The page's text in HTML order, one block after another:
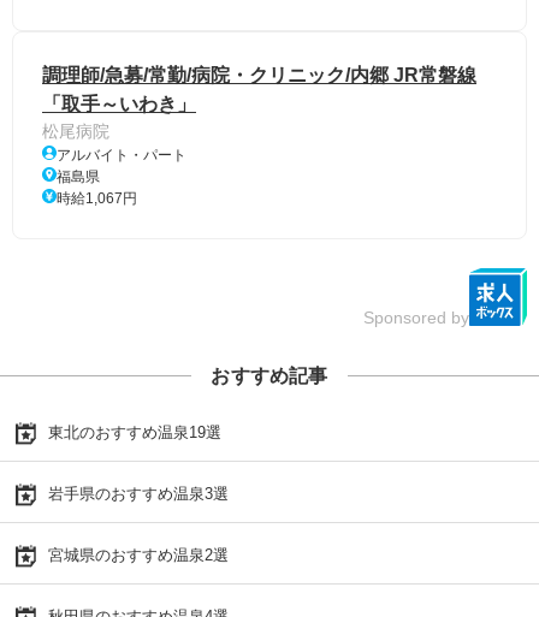
調理師/急募/常勤/病院・クリニック/内郷 JR常磐線
「取手～いわき」
松尾病院
アルバイト・パート
福島県
時給1,067円
Sponsored by
おすすめ記事
東北のおすすめ温泉19選
岩手県のおすすめ温泉3選
宮城県のおすすめ温泉2選